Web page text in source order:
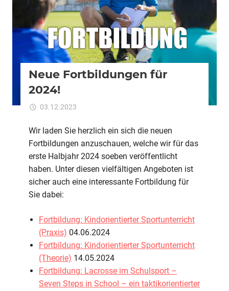
Neue Fortbildungen für
2024!
03.12.2023
Fortbildungen
für
2024!
Wir laden Sie herzlich ein sich die neuen
Fortbildungen anzuschauen, welche wir für das
erste Halbjahr 2024 soeben veröffentlicht
haben. Unter diesen vielfältigen Angeboten ist
sicher auch eine interessante Fortbildung für
Sie dabei:
Fortbildung: Kindorientierter Sportunterricht
(Praxis) 04.06.2024
Fortbildung: Kindorientierter Sportunterricht
(Theorie) 14.05.2024
Fortbildung: Lacrosse im Schulsport –
Seven Steps in School – ein taktikorientierter